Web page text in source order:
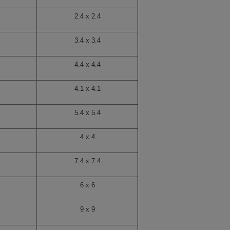
2.4 x 2.4
3.4 x 3.4
4.4 x 4.4
4.1 x 4.1
5.4 x 5.4
4 x 4
7.4 x 7.4
6 x 6
9 x 9